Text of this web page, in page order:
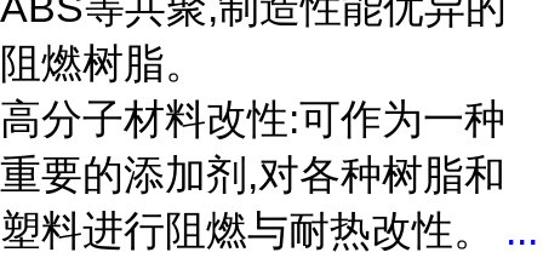
阻燃树脂。
高分子材料改性:可作为一种
重要的添加剂,对各种树脂和
塑料进行阻燃与耐热改性。 ...